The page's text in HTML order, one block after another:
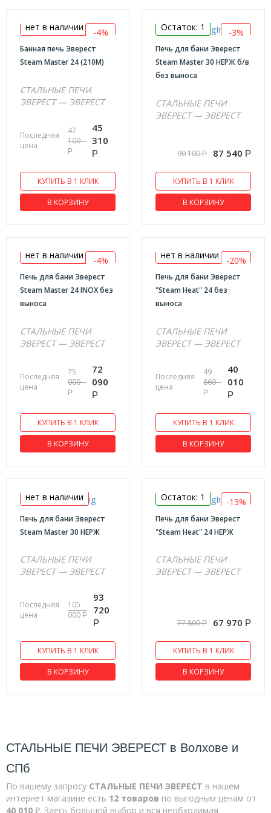
КРАТЕР
С теплообмеником
ПРО-МЕТАЛЛ
-4%
нет в наличии
Банная печь Эверест
Steam Master 24 (210М)
СТАЛЬНЫЕ ПЕЧИ
ЭВЕРЕСТ — ЭВЕРЕСТ
Последняя
цена
47
100
Р
45
310
Р
КУПИТЬ В 1 КЛИК
В КОРЗИНУ
-3%
Остаток: 1
Печь для бани Эверест
Steam Master 30 НЕРЖ б/в
без выноса
СТАЛЬНЫЕ ПЕЧИ
ЭВЕРЕСТ — ЭВЕРЕСТ
90 100Р 87 540 Р
КУПИТЬ В 1 КЛИК
В КОРЗИНУ
-4%
нет в наличии
Печь для бани Эверест
Steam Master 24 INOX без
выноса
СТАЛЬНЫЕ ПЕЧИ
ЭВЕРЕСТ — ЭВЕРЕСТ
Последняя
цена
75
000
Р
72
090
Р
КУПИТЬ В 1 КЛИК
В КОРЗИНУ
-20%
нет в наличии
Печь для бани Эверест
"Steam Heat" 24 без
выноса
СТАЛЬНЫЕ ПЕЧИ
ЭВЕРЕСТ — ЭВЕРЕСТ
Последняя
цена
49
860
Р
40
010
Р
КУПИТЬ В 1 КЛИК
В КОРЗИНУ
нет в наличии
Печь для бани Эверест
Steam Master 30 НЕРЖ
СТАЛЬНЫЕ ПЕЧИ
ЭВЕРЕСТ — ЭВЕРЕСТ
Последняя
цена
105
000 Р
93
720
Р
КУПИТЬ В 1 КЛИК
В КОРЗИНУ
-13%
Остаток: 1
Печь для бани Эверест
"Steam Heat" 24 НЕРЖ
СТАЛЬНЫЕ ПЕЧИ
ЭВЕРЕСТ — ЭВЕРЕСТ
77 800Р 67 970 Р
КУПИТЬ В 1 КЛИК
В КОРЗИНУ
СТАЛЬНЫЕ ПЕЧИ ЭВЕРЕСТ в Волхове и
СПб
По вашему запросу СТАЛЬНЫЕ ПЕЧИ ЭВЕРЕСТ в нашем
интернет магазине есть 12 товаров по выгодным ценам от
40 010 ₽. Здесь большой выбор и вся необходимая